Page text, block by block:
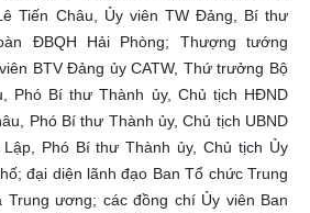
Tiến Châu, Ủy viên TW Đảng, Bí thư
ĐBQH Hải Phòng; Thượng tướng
BTV Đảng ủy CATW, Thứ trưởng Bộ
Phó Bí thư Thành ủy, Chủ tịch HĐND
Phó Bí thư Thành ủy, Chủ tịch UBND
Phó Bí thư Thành ủy, Chủ tịch Ủy
đại diện lãnh đạo Ban Tổ chức Trung
Trung ương; các đồng chí Ủy viên Ban